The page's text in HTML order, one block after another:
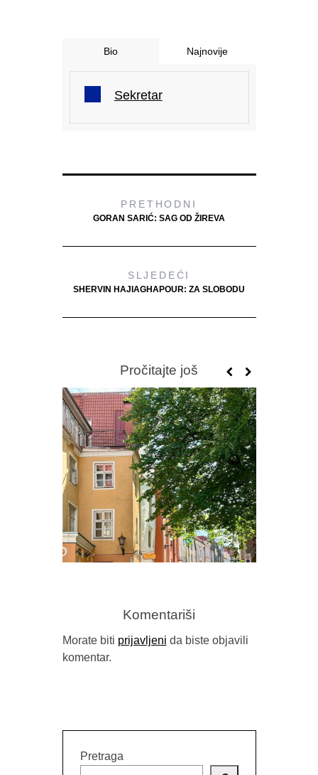
Bio Najnovije
Sekretar
PRETHODNI
GORAN SARIĆ: SAG OD ŽIREVA
SLJEDEĆI
SHERVIN HAJIAGHAPOUR: ZA SLOBODU
Pročitajte još
GORAN SARIĆ, “IDILA (NEĆU DA
Komentariši
Morate biti prijavljeni da biste objavili
komentar.
Pretraga